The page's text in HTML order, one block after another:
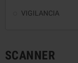
VIGILANCIA
SCANNER